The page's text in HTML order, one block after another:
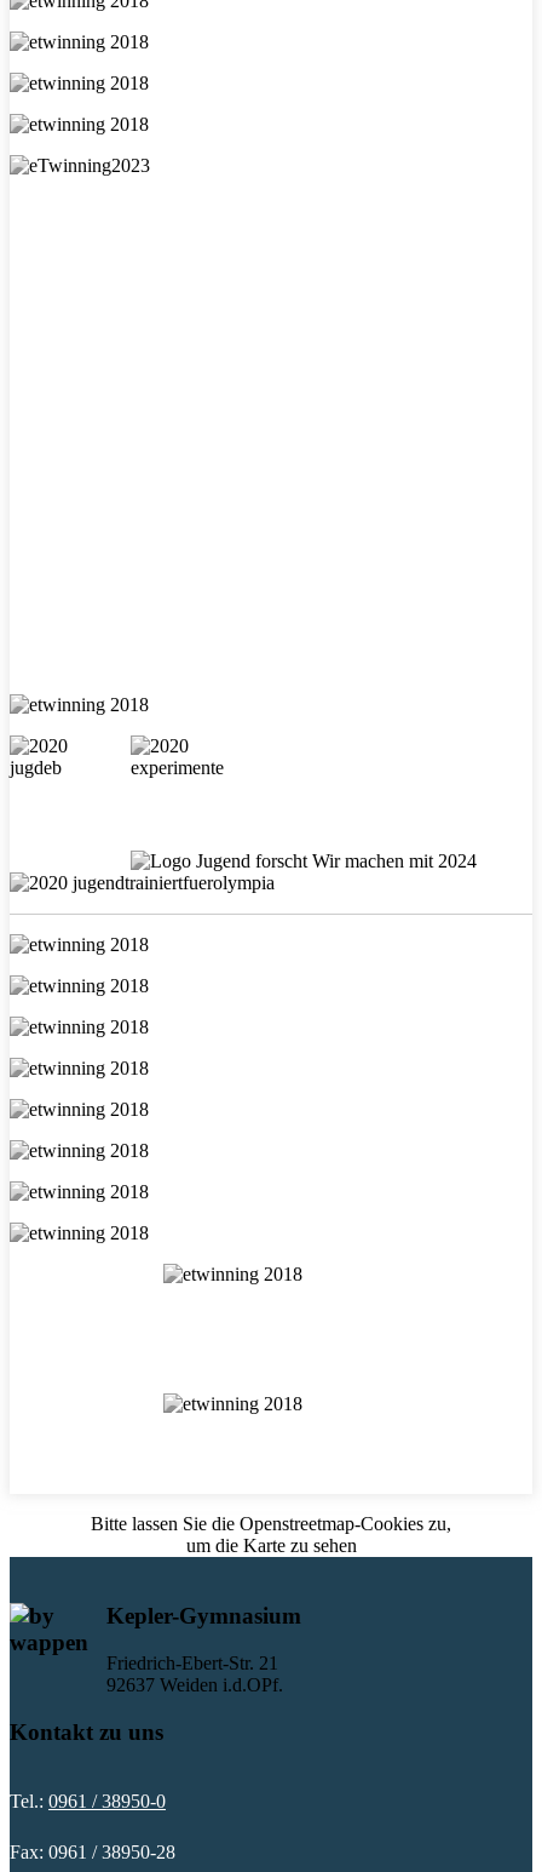
Bitte lassen Sie die Openstreetmap-Cookies zu,
um die Karte zu sehen
Kepler-Gymnasium
Friedrich-Ebert-Str. 21
92637 Weiden i.d.OPf.
Kontakt zu uns
Tel.: 0961 / 38950-0
Fax: 0961 / 38950-28